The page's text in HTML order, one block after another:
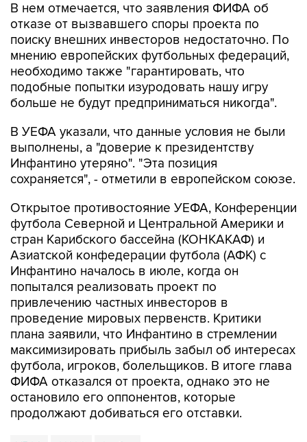
поиску внешних инвесторов недостаточно. По
мнению европейских футбольных федераций,
необходимо также "гарантировать, что
подобные попытки изуродовать нашу игру
больше не будут предприниматься никогда".
В УЕФА указали, что данные условия не были
Инфантино утеряно". "Эта позиция
сохраняется", - отметили в европейском союзе.
Открытое противостояние УЕФА, Конференции
стран Карибского бассейна (КОНКАКАФ) и
Азиатской конфедерации футбола (АФК) с
Инфантино началось в июле, когда он
попытался реализовать проект по
привлечению частных инвесторов в
проведение мировых первенств. Критики
плана заявили, что Инфантино в стремлении
максимизировать прибыль забыл об интересах
футбола, игроков, болельщиков. В итоге глава
ФИФА отказался от проекта, однако это не
остановило его оппонентов, которые
продолжают добиваться его отставки.
УЕФА ФИФА футбол